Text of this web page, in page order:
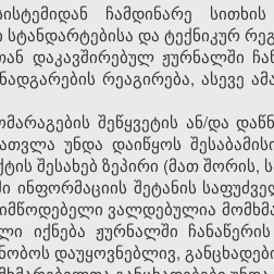
ჩამდინარე სითხის
სტანდარტებისა და ტექნიკურ
დაკავშირებულ ჟურნალში
რეაგირება,
შეწყვეტის ან/და
უნდა დაიწყოს
შესახებ ზეპირი (მათ შორის,
ინფორმაციის შეტანის
მიმწოდებელი ვალდებულია
იქნება ჟურნალში
დაუყოვნებლივ,